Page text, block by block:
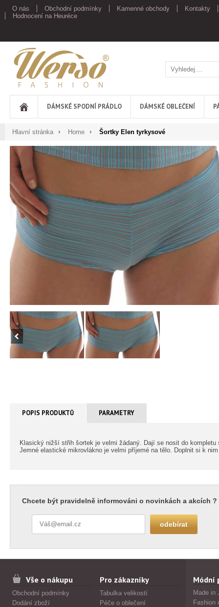
O nás Obchodní podmínky Kamenné obchody
Kontakty
Hodnocení na Heuréce
Werso
DÁMSKÉ SPODNÍ PRÁDLO DÁMSKÉ OBLEČENÍ
Hlavní stránka Home Šortky Elen tyrkysové
POPIS PRODUKTŮ PARAMETRY
Klasický nižší střih šortek je velmi žádaný. Dají se nosit do
Jemné elastické mikrovlákno je velmi příjemé na tělo. Doplnit si k
Chcete být pravidelně informováni o novinkách a akcích ?
Vše o nákupu
Obchodní podmínky
Dodání zboží
Pro zákazníky
Tabulka velikostí
Péče o oblečení
Módní
Made in
Fashion